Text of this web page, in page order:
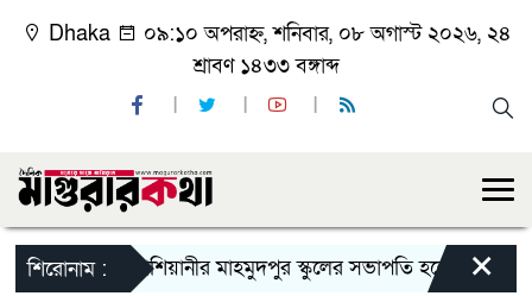
Dhaka
০৯:১০ অপরাহ্ন, শনিবার, ০৮ অগাস্ট ২০২৬, ২৪
শ্রাবণ ১৪৩৩ বঙ্গাব্দ
শিরোনাম :কাশিয়ানীর মাহমুদপুর স্কুলের সভাপতি হলেন গোবিন্দ×